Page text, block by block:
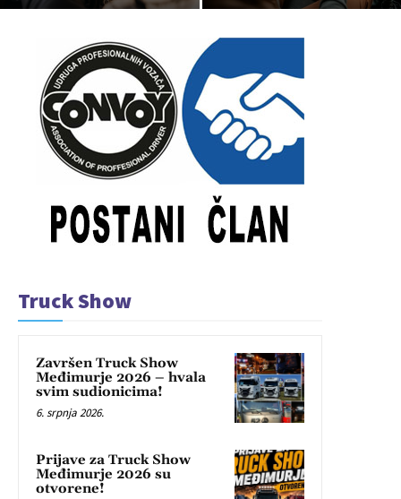
Truck Show
Završen Truck Show
Međimurje 2026 – hvala
svim sudionicima!
6. srpnja 2026.
Prijave za Truck Show
Međimurje 2026 su
otvorene!